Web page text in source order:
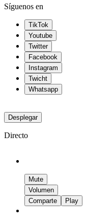
Síguenos en
TikTok
Youtube
Twitter
Facebook
Instagram
Twicht
Whatsapp
Desplegar
Directo
Mute
Volumen
Comparte
Play